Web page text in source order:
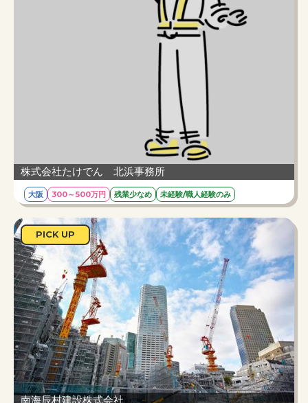
株式会社たけでん 北浜事務所
大阪 300～500万円 残業少なめ 未経験/職人経験のみ
電材住建総合商社として、「省エネ」、「快適」、
「安心・安全」、「情報化」、「高齢化社会」という時
代のニーズに、常に迅速に的確な技術とシステ
ムを提案してまいりました。
給与 月額310,160円～ ※経験スキルによる
勤務時間 8:30～17:30
仕事内容
大阪環境ソリューション営業部の施工管理業務の
お仕事です。
PICK UP